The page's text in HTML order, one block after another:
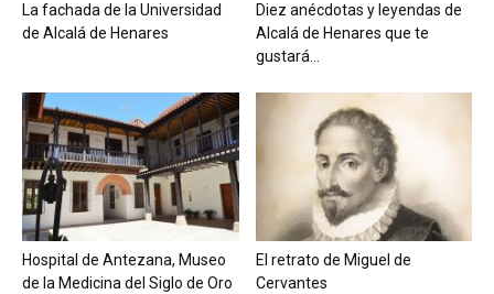
La fachada de la Universidad
de Alcalá de Henares
Diez anécdotas y leyendas de
Alcalá de Henares que te
gustará...
Hospital de Antezana, Museo
de la Medicina del Siglo de Oro
El retrato de Miguel de
Cervantes